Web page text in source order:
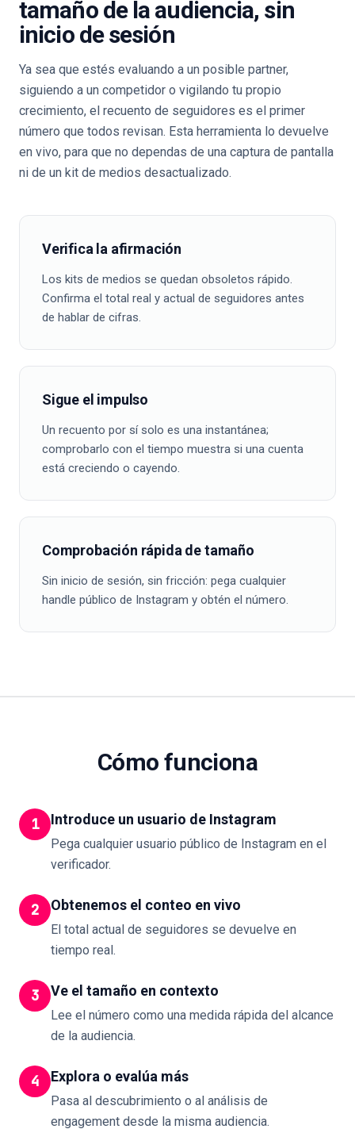
tamaño de la audiencia, sin
inicio de sesión
Ya sea que estés evaluando a un posible partner,
siguiendo a un competidor o vigilando tu propio
crecimiento, el recuento de seguidores es el primer
número que todos revisan. Esta herramienta lo devuelve
en vivo, para que no dependas de una captura de pantalla
ni de un kit de medios desactualizado.
Verifica la afirmación
Los kits de medios se quedan obsoletos rápido.
Confirma el total real y actual de seguidores antes
de hablar de cifras.
Sigue el impulso
Un recuento por sí solo es una instantánea;
comprobarlo con el tiempo muestra si una cuenta
está creciendo o cayendo.
Comprobación rápida de tamaño
Sin inicio de sesión, sin fricción: pega cualquier
handle público de Instagram y obtén el número.
Cómo funciona
1 Introduce un usuario de Instagram
Pega cualquier usuario público de Instagram en el
verificador.
2 Obtenemos el conteo en vivo
El total actual de seguidores se devuelve en
tiempo real.
3 Ve el tamaño en contexto
Lee el número como una medida rápida del alcance
de la audiencia.
4 Explora o evalúa más
Pasa al descubrimiento o al análisis de
engagement desde la misma audiencia.